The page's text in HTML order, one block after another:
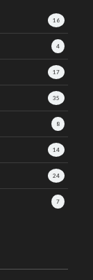
16
4
17
35
8
14
24
7